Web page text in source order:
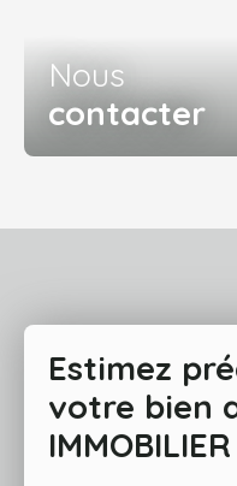
Nous
contacter
Estimez
votre bien
IMMOBILIER